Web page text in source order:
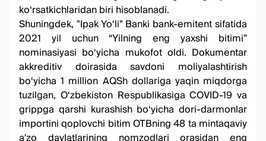
ko‘rsatkichlaridan biri hisoblanadi.
Shuningdek, "Ipak Yo‘li" Banki bank-emitent sifatida
2021 yil uchun “Yilning eng yaxshi bitimi”
nominasiyasi bo‘yicha mukofot oldi. Dokumentar
akkreditiv doirasida savdoni moliyalashtirish
bo‘yicha 1 million AQSh dollariga yaqin miqdorga
tuzilgan, O‘zbekiston Respublikasiga COVID-19 va
grippga qarshi kurashish bo‘yicha dori-darmonlar
importini qoplovchi bitim OTBning 48 ta mintaqaviy